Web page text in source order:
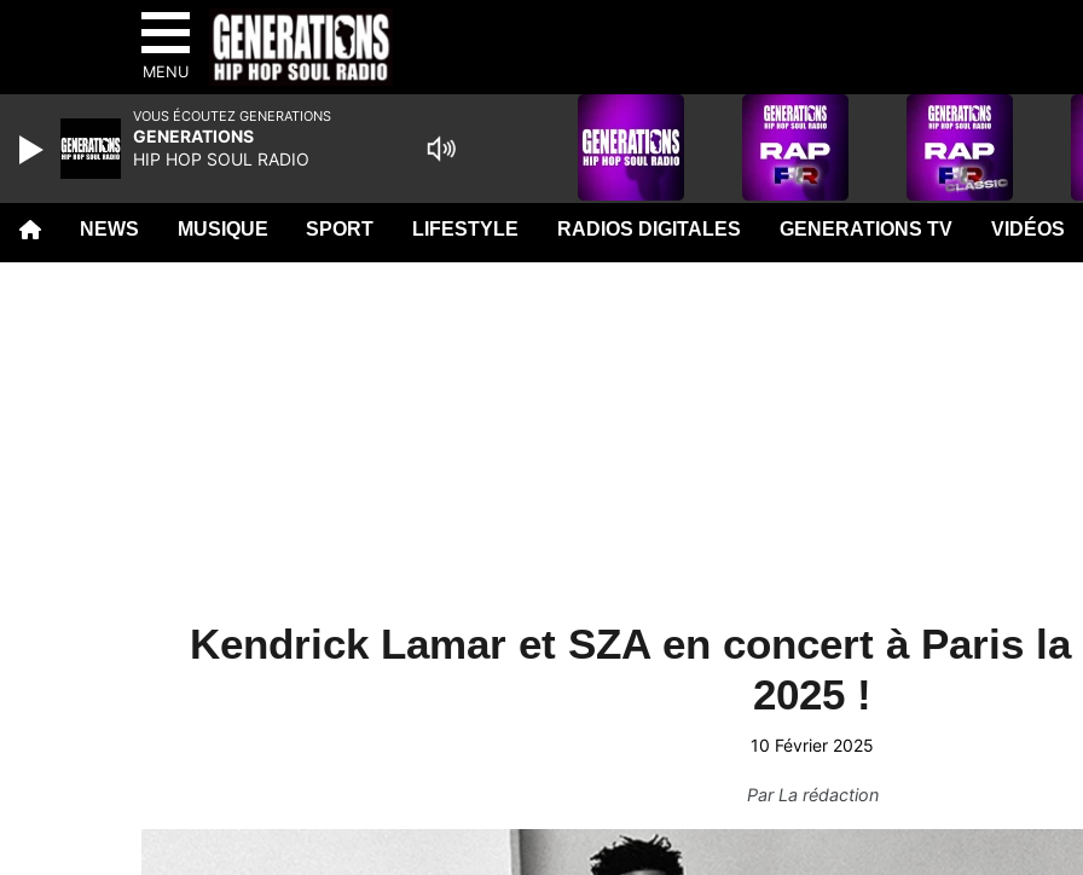
MENU
NEWS MUSIQUE SPORT LIFESTYLE RADIOS DIGITALES GENERATIONS TV VIDÉOS
Kendrick Lamar et SZA en concert à Paris la
2025 !
10 Février 2025
ParLa rédaction
VOUS ÉCOUTEZ GENERATIONS
GENERATIONS
HIP HOP SOUL RADIO